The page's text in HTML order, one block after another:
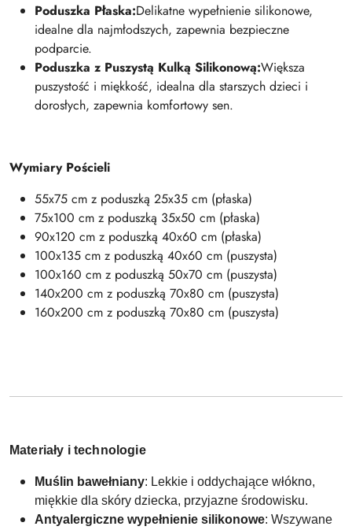
Poduszka Płaska:Delikatne wypełnienie silikonowe,
idealne dla najmłodszych, zapewnia bezpieczne
podparcie.
Poduszka z Puszystą Kulką Silikonową:Większa
puszystość i miękkość, idealna dla starszych dzieci i
dorosłych, zapewnia komfortowy sen.
Wymiary Pościeli
55x75 cm z poduszką 25x35 cm (płaska)
75x100 cm z poduszką 35x50 cm (płaska)
90x120 cm z poduszką 40x60 cm (płaska)
100x135 cm z poduszką 40x60 cm (puszysta)
100x160 cm z poduszką 50x70 cm (puszysta)
140x200 cm z poduszką 70x80 cm (puszysta)
160x200 cm z poduszką 70x80 cm (puszysta)
Materiały i technologie
Muślin bawełniany: Lekkie i oddychające włókno,
miękkie dla skóry dziecka, przyjazne środowisku.
Antyalergiczne wypełnienie silikonowe: Wszywane